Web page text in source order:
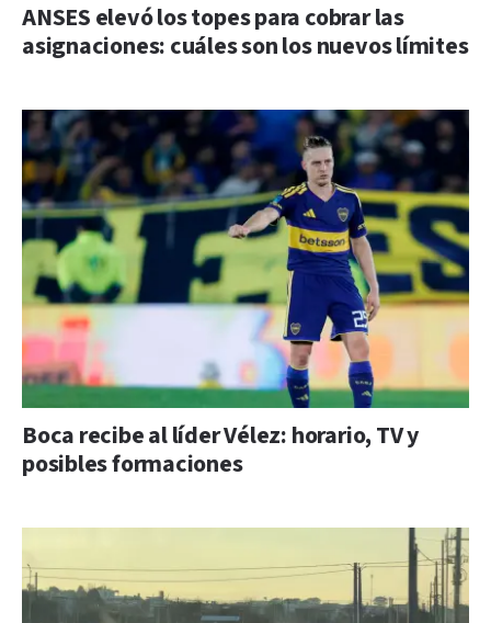
ANSES elevó los topes para cobrar las
asignaciones: cuáles son los nuevos límites
Boca recibe al líder Vélez: horario, TV y
posibles formaciones